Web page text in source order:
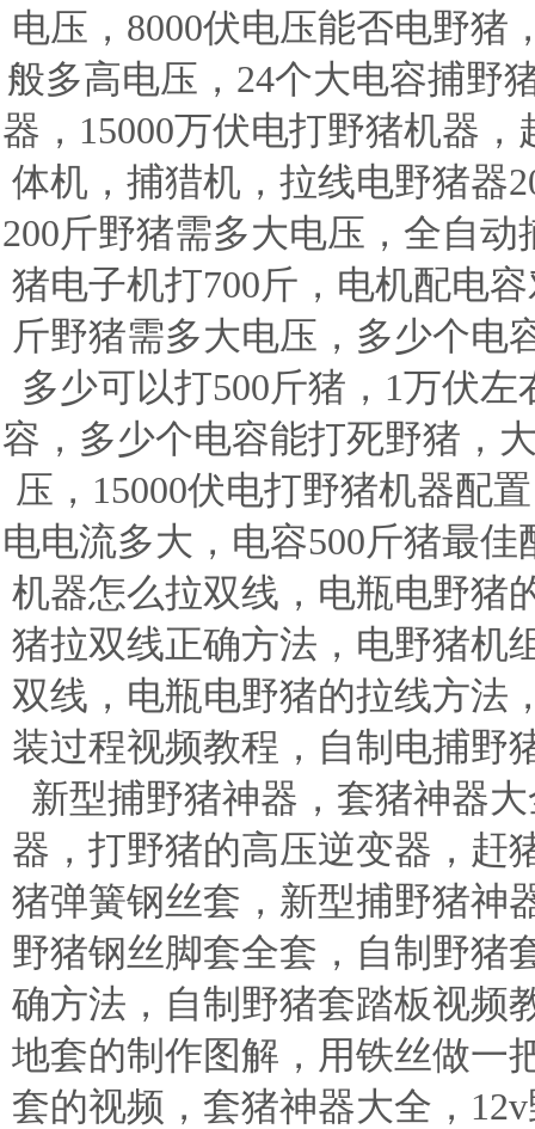
电压，8000伏电压能否电野猪
般多高电压，24个大电容捕野
器，15000万伏电打野猪机器
体机，捕猎机，拉线电野猪器
200斤野猪需多大电压，全自
猪电子机打700斤，电机配电
斤野猪需多大电压，多少个电
多少可以打500斤猪，1万伏
容，多少个电容能打死野猪，
压，15000伏电打野猪机器配
电电流多大，电容500斤猪最
机器怎么拉双线，电瓶电野猪
猪拉双线正确方法，电野猪机
双线，电瓶电野猪的拉线方法
装过程视频教程，自制电捕野
新型捕野猪神器，套猪神器
器，打野猪的高压逆变器，赶
猪弹簧钢丝套，新型捕野猪神
野猪钢丝脚套全套，自制野猪
确方法，自制野猪套踏板视频
地套的制作图解，用铁丝做一
套的视频，套猪神器大全，